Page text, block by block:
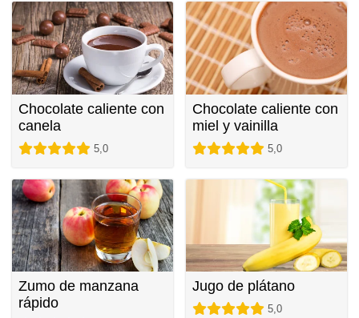
Chocolate caliente con
canela
5,0
Chocolate caliente con
miel y vainilla
5,0
Zumo de manzana
rápido
Jugo de plátano
5,0